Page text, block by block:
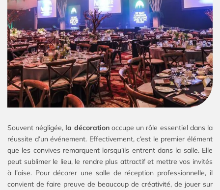
Souvent négligée, la décorationoccupe un rôle essentiel dans la
réussite d’un événement. Effectivement, c’est le premier élément
que les convives remarquent lorsqu’ils entrent dans la salle. Elle
peut sublimer le lieu, le rendre plus attractif et mettre vos invités
à l’aise. Pour décorer une salle de réception professionnelle, il
convient de faire preuve de beaucoup de créativité, de jouer sur